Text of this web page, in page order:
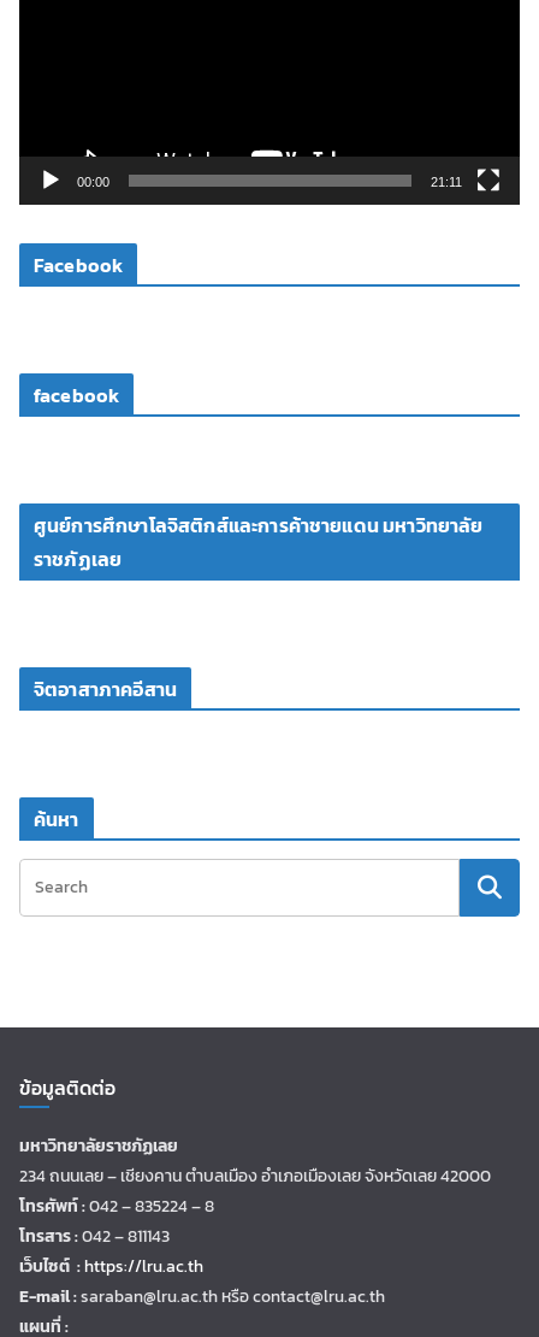
ดี
โ
00:00 21:11
Facebook
facebook
ศูนย์การศึกษาโลจิสติกส์และการค้าชายแดน มหาวิทยาลัย
ราชภัฏเลย
จิตอาสาภาคอีสาน
ค้นหา
ข้อมูลติดต่อ
มหาวิทยาลัยราชภัฏเลย
234 ถนนเลย – เชียงคาน ตำบลเมือง อำเภอเมืองเลย จังหวัดเลย 42000
โทรศัพท์ :042 – 835224 – 8
โทรสาร :042 – 811143
เว็บไซต์ :https://lru.ac.th
E-mail :saraban@lru.ac.thหรือ contact@lru.ac.th
แผนที่ :